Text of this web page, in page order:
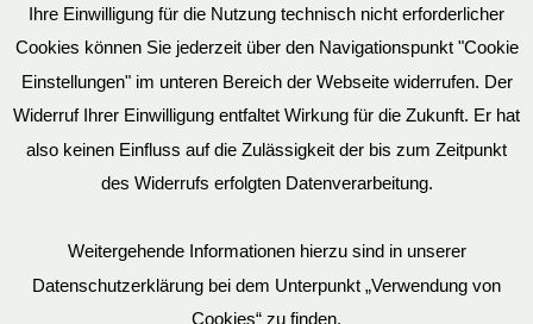
Impressum
Bitte beachten Sie, dass wir für einen zunehmenden Teil der von
uns hergestellten SM-Möbel deutsche Geschmacksmuster beim
Deutschen Patent und Markenamt (DPMA) haben eintragen
Ihre Einwilligung für die Nutzung technisch nicht erforderlicher
Cookies können Sie jederzeit über den Navigationspunkt "Cookie
Einstellungen" im unteren Bereich der Webseite widerrufen. Der
Widerruf Ihrer Einwilligung entfaltet Wirkung für die Zukunft. Er hat
also keinen Einfluss auf die Zulässigkeit der bis zum Zeitpunkt
des Widerrufs erfolgten Datenverarbeitung.
Weitergehende Informationen hierzu sind in unserer
Datenschutzerklärung bei dem Unterpunkt „Verwendung von
Cookies“ zu finden.